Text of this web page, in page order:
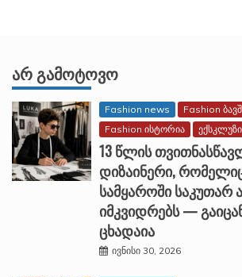
ᲐᲠ ᲒᲐᲛᲝᲢᲝᲕᲝ
Fashion news
Fashion
Fashion ისტორია
13 წლის
დიზაინერი,
სამყაროში
იმკვიდრებს —
ცხადაია
ივნისი 30, 2026